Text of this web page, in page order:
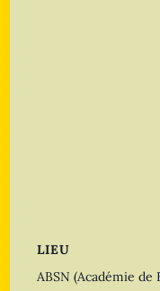
LIEU
ABSN (Académie